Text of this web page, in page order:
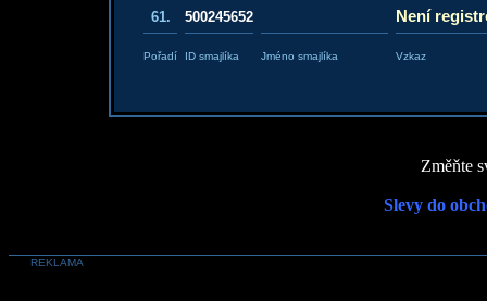
61. 500245652 Není
Pořadí ID smajlíka Jméno smajlíka Vzkaz
Změňte
Slevy do
REKLAMA